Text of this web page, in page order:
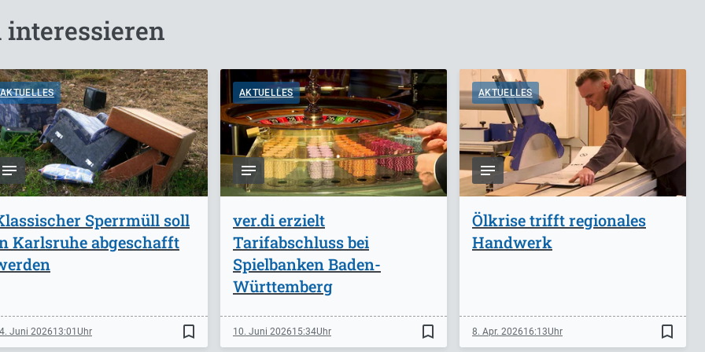
interessieren
AKTUELLES
Sperrmüll soll
Karlsruhe abgeschafft
Juni 202613:01 bookmark_border
AKTUELLES
ver.di erzielt
Tarifabschluss bei
Spielbanken Baden-
Württemberg
10. Juni 202615:34 bookmark_border
AKTUELLES
Ölkrise trifft regionales
Handwerk
8. Apr. 202616:13 bookmark_border